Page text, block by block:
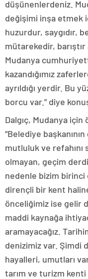
düşünenlerdeniz.
değişimi inşa etmek
huzurdur, saygıdır,
mütarekedir,
Mudanya
kazandığımız
ayrıldığı yerdir. Bu
borcu var.” diye
Dalgıç, Mudanya için
“Belediye
mutluluk ve refahını
olmayan, geçim
nedenle bizim birinci
dirençli bir kent
önceliğimiz ise gelir
maddi kaynağa
aramayacağız.
denizimiz var. Şimdi
hayalleri, umutları
tarım ve turizm kenti